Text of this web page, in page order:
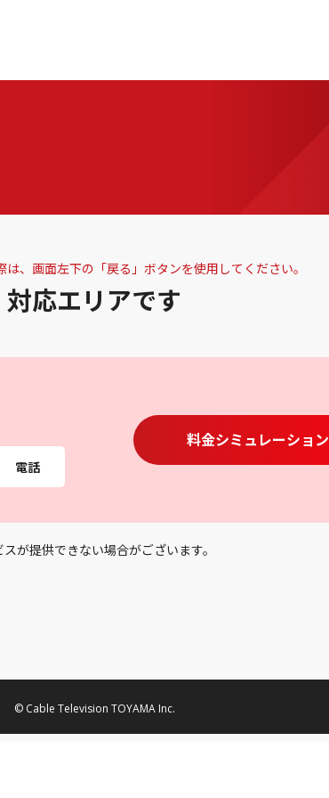
は、画面左下の「戻る」ボタンを使用してください。
対応エリアです
電話
料金シミュレーション
が提供できない場合がございます。
© Cable Television TOYAMA Inc.